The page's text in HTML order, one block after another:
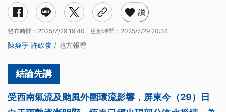
讚
發布時間： 2025/7/29 19:40 更新時間： 2025/7/29 20:34
陳奐宇 許政俊 / 地方報導
受西南氣流及颱風外圍環流影響，屏東今（29）日